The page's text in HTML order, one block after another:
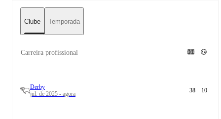
Clube Temporada
Carreira profissional
Derby
jul. de 2025 - agora
38 10